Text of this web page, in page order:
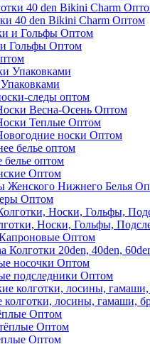
40 den Bikini Charm Оптом
Гольфы Оптом
следы оптом
Весна-Осень Оптом
Теплые Оптом
носки Оптом
оптом
Оптом
Женского Нижнего Белья
Оптом
Носки, Гольфы,
Оптом
Колготки 20den, 40den,
носочки Оптом
подследники Оптом
колготки, лосины, гамаши,
Оптом
Оптом
Оптом